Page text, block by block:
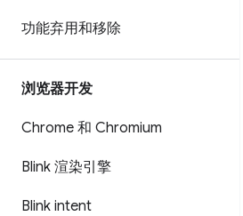
功能弃用和移除
浏览器开发
Chrome 和 Chromium
Blink 渲染引擎
Blink intent